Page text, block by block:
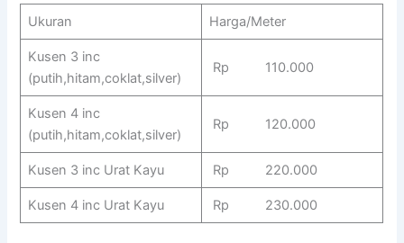
Ukuran Harga/Meter
Kusen 3 inc
(putih,hitam,coklat,silver)
Rp 110.000
Kusen 4 inc
(putih,hitam,coklat,silver)
Rp 120.000
Kusen 3 inc Urat Kayu Rp 220.000
Kusen 4 inc Urat Kayu Rp 230.000